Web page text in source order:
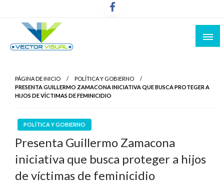
PÁGINA DE INICIO
POLÍTICA Y GOBIERNO
PRESENTA GUILLERMO ZAMACONA INICIATIVA QUE BUSCA PROTEGER A
HIJOS DE VÍCTIMAS DE FEMINICIDIO
POLÍTICA Y GOBIERNO
Presenta Guillermo Zamacona
iniciativa que busca proteger a hijos
de víctimas de feminicidio